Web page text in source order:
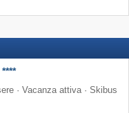
· Vacanza attiva · Skibus